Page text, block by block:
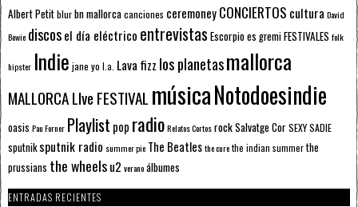
Albert Petitblurbn mallorcacanciones ceremoneyCONCIERTOS cultura David
Bowie discosel día eléctrico entrevistas Escorpioes gremiFESTIVALES folk
hipster Indie jane yo l.a. Lava fizz los planetasmallorca
MALLORCA LIve FESTIVAL músicaNotodoesindie
oasis Pau Forner Playlist pop radioRelatos CortosrockSalvatge CorSEXY SADIE
sputnik sputnik radio summer pie The Beatlesthe curethe indian summerthe
prussians the wheelsu2 veranoálbumes
ENTRADAS RECIENTES